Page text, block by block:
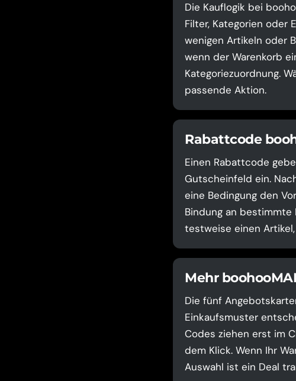
Die Kauflogik bei
Filter, Kategorien oder
wenigen Artikeln oder
wenn der Warenkorb
Kategoriezuordnung.
passende Aktion.
Rabattcode
Einen Rabattcode
Gutscheinfeld ein.
eine Bedingung den
Bindung an bestimmte
testweise einen
Mehr
Die fünf
Einkaufsmuster
Codes ziehen erst im
dem Klick. Wenn Ihr
Auswahl ist ein Deal